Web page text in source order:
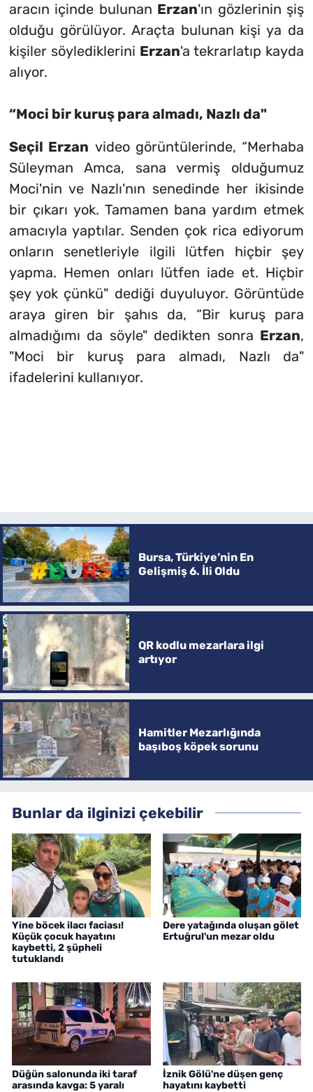
aracın içinde bulunan Erzan'ın gözlerinin şiş
olduğu görülüyor. Araçta bulunan kişi ya da
kişiler söylediklerini Erzan'a tekrarlatıp kayda
alıyor.
“Moci bir kuruş para almadı, Nazlı da"
Seçil Erzan video görüntülerinde, “Merhaba
Süleyman Amca, sana vermiş olduğumuz
Moci'nin ve Nazlı'nın senedinde her ikisinde
bir çıkarı yok. Tamamen bana yardım etmek
amacıyla yaptılar. Senden çok rica ediyorum
onların senetleriyle ilgili lütfen hiçbir şey
yapma. Hemen onları lütfen iade et. Hiçbir
şey yok çünkü" dediği duyuluyor. Görüntüde
araya giren bir şahıs da, “Bir kuruş para
almadığımı da söyle" dedikten sonra Erzan,
"Moci bir kuruş para almadı, Nazlı da"
ifadelerini kullanıyor.
Bursa, Türkiye’nin En
Gelişmiş 6. İli Oldu
QR kodlu mezarlara ilgi
artıyor
Hamitler Mezarlığında
başıboş köpek sorunu
Bunlar da ilginizi çekebilir
Yine böcek ilacı faciası!
Küçük çocuk hayatını
kaybetti, 2 şüpheli
tutuklandı
Dere yatağında oluşan gölet
Ertuğrul'un mezar oldu
Düğün salonunda iki taraf
arasında kavga: 5 yaralı
İznik Gölü'ne düşen genç
hayatını kaybetti